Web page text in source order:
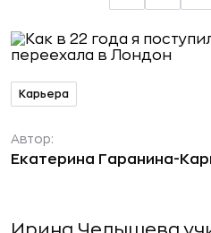
Карьера
Автор:
Екатерина Гаранина-